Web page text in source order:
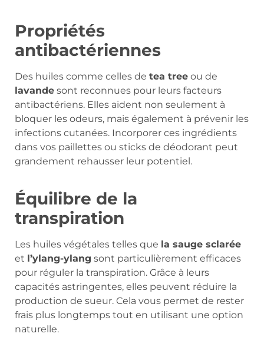
Propriétés
antibactériennes
Des huiles comme celles de tea tree ou de
lavande sont reconnues pour leurs facteurs
antibactériens. Elles aident non seulement à
bloquer les odeurs, mais également à prévenir les
infections cutanées. Incorporer ces ingrédients
dans vos paillettes ou sticks de déodorant peut
grandement rehausser leur potentiel.
Équilibre de la
transpiration
Les huiles végétales telles que la sauge sclarée
et l’ylang-ylang sont particulièrement efficaces
pour réguler la transpiration. Grâce à leurs
capacités astringentes, elles peuvent réduire la
production de sueur. Cela vous permet de rester
frais plus longtemps tout en utilisant une option
naturelle.